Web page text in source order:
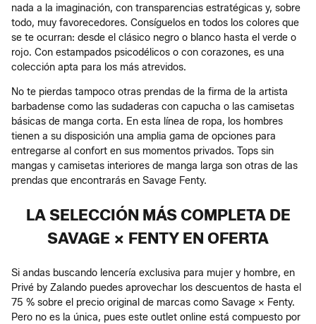
nada a la imaginación, con transparencias estratégicas y, sobre
todo, muy favorecedores. Consíguelos en todos los colores que
se te ocurran: desde el clásico negro o blanco hasta el verde o
rojo. Con estampados psicodélicos o con corazones, es una
colección apta para los más atrevidos.
No te pierdas tampoco otras prendas de la firma de la artista
barbadense como las sudaderas con capucha o las camisetas
básicas de manga corta. En esta línea de ropa, los hombres
tienen a su disposición una amplia gama de opciones para
entregarse al confort en sus momentos privados. Tops sin
mangas y camisetas interiores de manga larga son otras de las
prendas que encontrarás en Savage Fenty.
LA SELECCIÓN MÁS COMPLETA DE
SAVAGE X FENTY EN OFERTA
Si andas buscando lencería exclusiva para mujer y hombre, en
Privé by Zalando puedes aprovechar los descuentos de hasta el
75 % sobre el precio original de marcas como Savage x Fenty.
Pero no es la única, pues este outlet online está compuesto por